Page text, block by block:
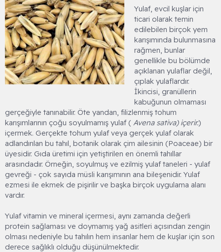
n
i
Yulaf, evcil kuşlar için
ticari olarak temin
edilebilen birçok yem
karışımında bulunmasına
rağmen, bunlar
genellikle bu bölümde
açıklanan yulaflar değil,
çıplak yulaflardır.
İkincisi, granüllerin
kabuğunun olmaması
gerçeğiyle tanınabilir. Öte yandan, filizlenmiş tohum
karışımlarının çoğu soyulmamış yulaf ( Avena sativa) içerir.)
içermek. Gerçekte tohum yulaf veya gerçek yulaf olarak
adlandırılan bu tahıl, botanik olarak çim ailesinin (Poaceae) bir
üyesidir. Gıda üretimi için yetiştirilen en önemli tahıllar
arasındadır. Örneğin, soyulmuş ve ezilmiş yulaf taneleri - yulaf
gevreği - çok sayıda müsli karışımının ana bileşenidir. Yulaf
ezmesi ile ekmek de pişirilir ve başka birçok uygulama alanı
vardır.
Yulaf vitamin ve mineral içermesi, aynı zamanda değerli
protein sağlaması ve doymamış yağ asitleri açısından zengin
olması nedeniyle bu tahılın hem insanlar hem de kuşlar için son
derece sağlıklı olduğu düşünülmektedir.